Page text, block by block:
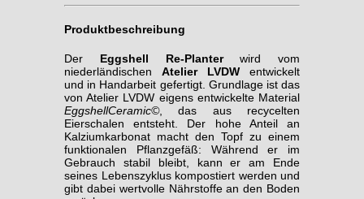
Produktbeschreibung
Der Eggshell Re-Planterwird vom
niederländischen Atelier LVDW entwickelt
und in Handarbeit gefertigt. Grundlage ist das
von Atelier LVDW eigens entwickelte Material
EggshellCeramic©, das aus recycelten
Eierschalen entsteht. Der hohe Anteil an
Kalziumkarbonat macht den Topf zu einem
funktionalen Pflanzgefäß: Während er im
Gebrauch stabil bleibt, kann er am Ende
seines Lebenszyklus kompostiert werden und
gibt dabei wertvolle Nährstoffe an den Boden